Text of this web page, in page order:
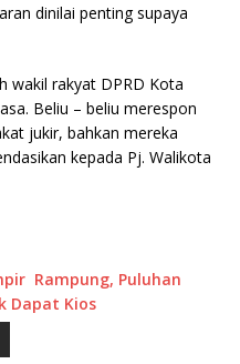
dinilai penting supaya
wakil rakyat DPRD Kota
Beliu – beliu merespon
jukir, bahkan mereka
kepada Pj. Walikota
Rampung, Puluhan
Dapat Kios